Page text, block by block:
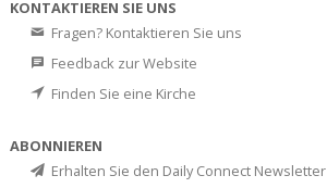
KONTAKTIEREN SIE UNS
Fragen? Kontaktieren Sie uns
Feedback zur Website
Finden Sie eine Kirche
ABONNIEREN
Erhalten Sie den Daily Connect Newsletter